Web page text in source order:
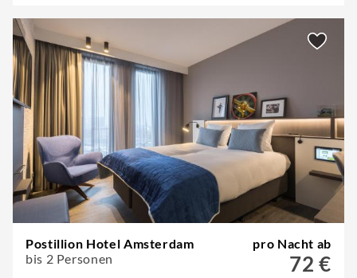
Postillion Hotel Amsterdam
bis 2 Personen
pro Nacht ab
72 €